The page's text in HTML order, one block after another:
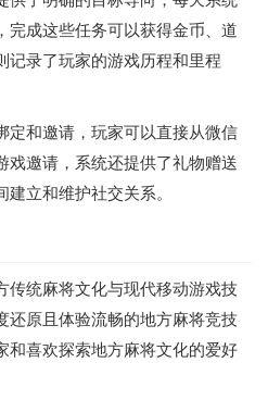
完成这些任务可以获得金币、道
记录了玩家的游戏历程和里程
定和邀请，玩家可以直接从微信
戏邀请，系统还提供了礼物赠送
立和维护社交关系。
传统麻将文化与现代移动游戏技
还原且体验流畅的地方麻将竞技
和喜欢探索地方麻将文化的爱好